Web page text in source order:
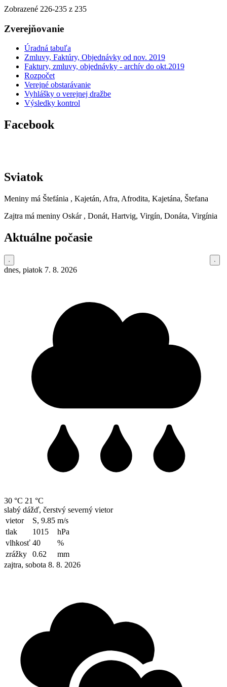
Zobrazené 226-235 z 235
Zverejňovanie
Úradná tabuľa
Zmluvy, Faktúry, Objednávky od nov. 2019
Faktury, zmluvy, objednávky - archív do okt.2019
Rozpočet
Verejné obstarávanie
Vyhlášky o verejnej dražbe
Výsledky kontrol
Facebook
Sviatok
Meniny má Štefánia , Kajetán, Afra, Afrodita, Kajetána, Štefana
Zajtra má meniny Oskár , Donát, Hartvig, Virgín, Donáta, Virgínia
Aktuálne počasie
dnes, piatok 7. 8. 2026
30 °C 21 °C
slabý dážď, čerstvý severný vietor
vietor
S, 9.85 m/s
tlak
1015
hPa
vlhkosť 40
%
zrážky
0.62
mm
zajtra, sobota 8. 8. 2026